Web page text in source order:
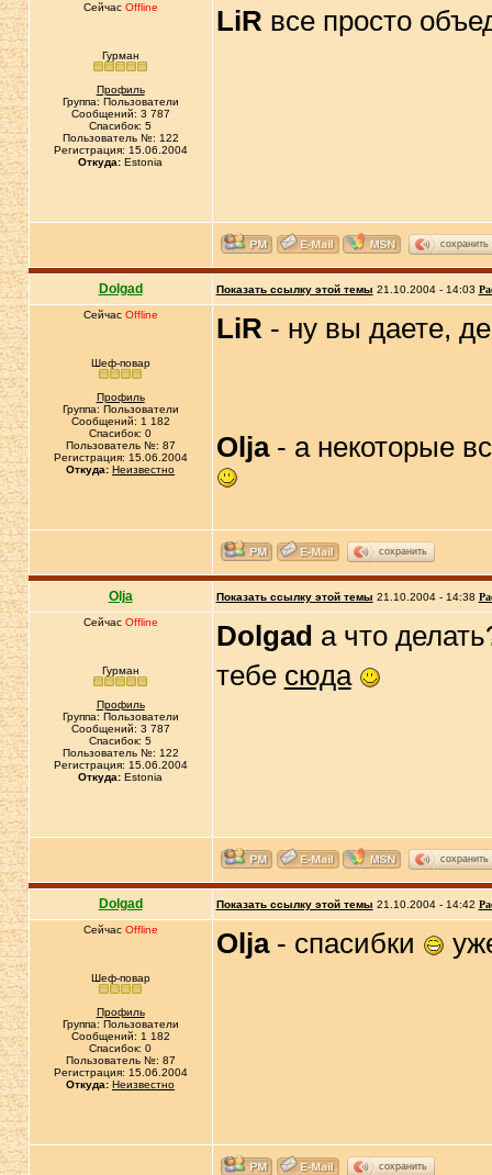
Сейчас Offline
Гурман
Профиль
Группа: Пользователи
Сообщений: 3 787
Спасибок: 5
Пользователь №: 122
Регистрация: 15.06.2004
Откуда: Estonia
LiR все просто
сохранить
Dolgad Показать ссылку этой темы 21.10.2004 - 14:03
Сейчас Offline
Шеф-повар
Профиль
Группа: Пользователи
Сообщений: 1 182
Спасибок: 0
Пользователь №: 87
Регистрация: 15.06.2004
Откуда: Неизвестно
LiR - ну вы даете,
Olja- а некоторые
сохранить
Olja Показать ссылку этой темы 21.10.2004 - 14:38
Сейчас Offline
Гурман
Профиль
Группа: Пользователи
Сообщений: 3 787
Спасибок: 5
Пользователь №: 122
Регистрация: 15.06.2004
Откуда: Estonia
Dolgad а что
тебе сюда
сохранить
Dolgad Показать ссылку этой темы 21.10.2004 - 14:42
Сейчас Offline
Шеф-повар
Профиль
Группа: Пользователи
Сообщений: 1 182
Спасибок: 0
Пользователь №: 87
Регистрация: 15.06.2004
Откуда: Неизвестно
Olja- спасибки
сохранить